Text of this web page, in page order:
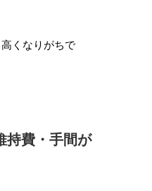
くなりがちで
費・手間が